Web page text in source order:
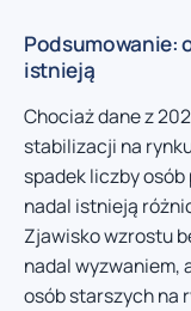
Podsumowanie:
istnieją
Chociaż dane z
stabilizacji na
spadek liczby
nadal istnieją
Zjawisko wzrostu
nadal wyzwaniem,
osób starszych na